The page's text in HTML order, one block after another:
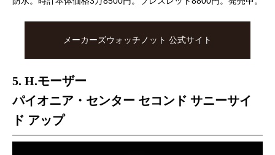
メーカーズウォッチノット 公式サイト
5. H.モーザー
パイオニア・センター セコンド サニーサイ
ド アップ